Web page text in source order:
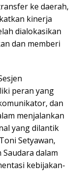
ke daerah,
kinerja
dialokasikan
dan memberi
peran yang
dan
menjalankan
yang dilantik
Setyawan,
dalam
kebijakan-